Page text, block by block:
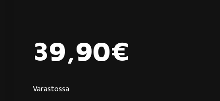
39,90€
Varastossa